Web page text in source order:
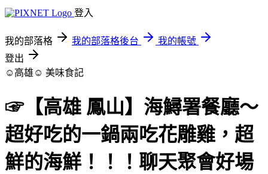
登入
我的部落格 我的部落格後台
我的帳號
登出
☺高雄☺ 美味食記
☞【高雄 鳳山】海鱘署餐廳～
超好吃的一鍋兩吃花雕雞，超
鮮的海鮮！！！聊天聚會好場